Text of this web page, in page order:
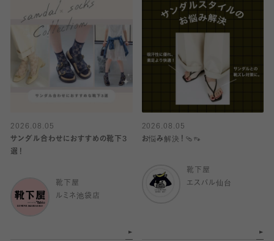
2026.08.05
サンダル合わせにおすすめの靴下3
選！
靴下屋
ルミネ池袋店
2026.08.05
お悩み解決！🩴👡
靴下屋
エスパル仙台